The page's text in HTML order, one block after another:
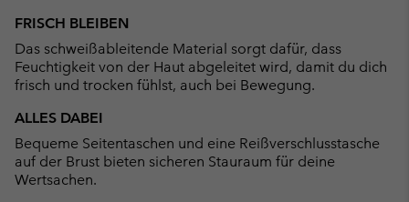
FRISCH BLEIBEN
Das schweißableitende Material sorgt dafür, dass
Feuchtigkeit von der Haut abgeleitet wird, damit du dich
frisch und trocken fühlst, auch bei Bewegung.
ALLES DABEI
Bequeme Seitentaschen und eine Reißverschlusstasche
auf der Brust bieten sicheren Stauraum für deine
Wertsachen.